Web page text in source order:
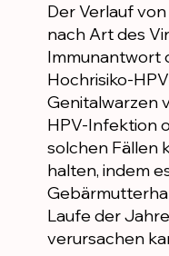
Der Verlauf
nach Art des
Immunantwort
Hochrisiko-
Genitalwarzen
HPV-Infektion
solchen Fällen
halten, indem
Laufe der
verursachen